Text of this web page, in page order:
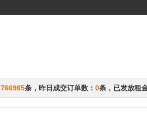
766965条，昨日成交订单数： 0条，已发放租